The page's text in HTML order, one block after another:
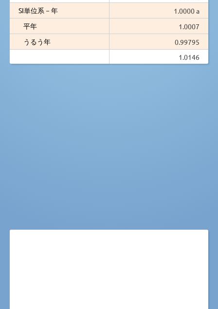
SI単位系－年
1.0000 a
平年
1.0007
うるう年
0.99795
1.0146